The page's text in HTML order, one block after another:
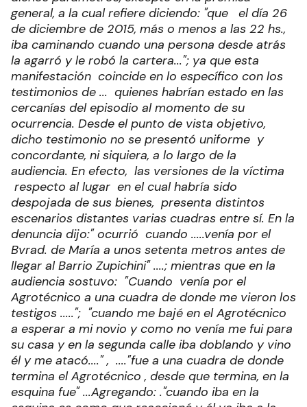
general, a la cual refiere diciendo: "que el día 26
de diciembre de 2015, más o menos a las 22 hs.,
iba caminando cuando una persona desde atrás
la agarró y le robó la cartera..."; ya que esta
manifestación coincide en lo específico con los
testimonios de ... quienes habrían estado en las
cercanías del episodio al momento de su
ocurrencia. Desde el punto de vista objetivo,
dicho testimonio no se presentó uniforme y
concordante, ni siquiera, a lo largo de la
audiencia. En efecto, las versiones de la víctima
respecto al lugar en el cual habría sido
despojada de sus bienes, presenta distintos
escenarios distantes varias cuadras entre sí. En la
denuncia dijo:" ocurrió cuando .....venía por el
Bvrad. de María a unos setenta metros antes de
llegar al Barrio Zupichini" ....; mientras que en la
audiencia sostuvo: "Cuando venía por el
Agrotécnico a una cuadra de donde me vieron los
testigos ....."; "cuando me bajé en el Agrotécnico
a esperar a mi novio y como no venía me fui para
su casa y en la segunda calle iba doblando y vino
él y me atacó...." , ...."fue a una cuadra de donde
termina el Agrotécnico , desde que termina, en la
esquina fue" ...Agregando: ."cuando iba en la